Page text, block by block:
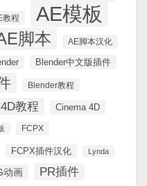
教程 AE模板
脚本 AE脚本汉化
Blender中文版插件
Blender教程
教程 Cinema 4D
FCPX
FCPX插件汉化 Lynda
动画 PR插件